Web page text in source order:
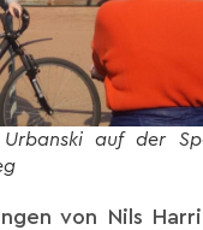
auf der
von Nils